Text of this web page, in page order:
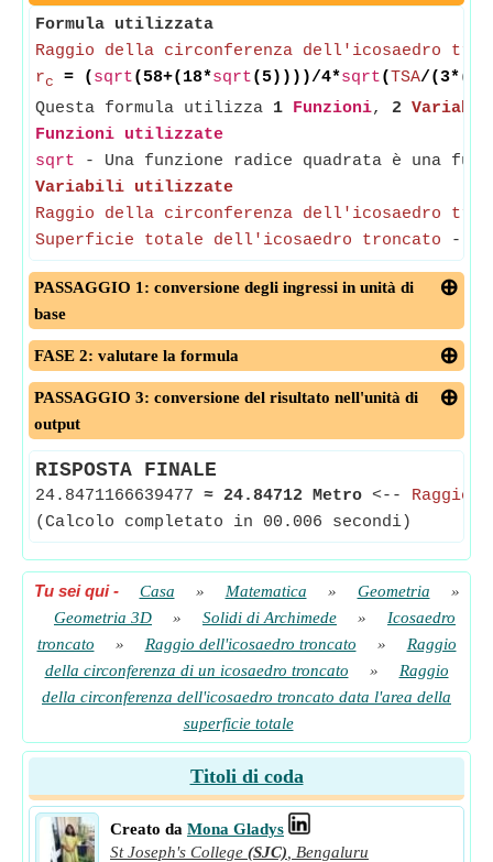
Formula utilizzata
Raggio della circonferenza dell'icosaedro
rc = ( sqrt(58+(18*sqrt(5))))/4*sqrt(TSA/
Questa formula utilizza 1 Funzioni, 2
Funzioni utilizzate
sqrt - Una funzione radice quadrata è una
Variabili utilizzate
Raggio della circonferenza dell'icosaedro
Superficie totale dell'icosaedro troncato -
PASSAGGIO 1: conversione degli ingressi in unità di
base
FASE 2: valutare la formula
PASSAGGIO 3: conversione del risultato nell'unità di
output
RISPOSTA FINALE
24.8471166639477 ≈ 24.84712 Metro <-- Raggio
(Calcolo completato in 00.006 secondi)
Tu sei qui- Casa » Matematica » Geometria
»
Geometria 3D
» Solidi di Archimede »
Icosaedro
troncato
» Raggio dell'icosaedro troncato »
Raggio
della circonferenza di un icosaedro troncato
»
Raggio
della circonferenza dell'icosaedro troncato data l'area della
superficie totale
Titoli di coda
Creato da Mona Gladys
St Joseph's College (SJC)
Bengaluru